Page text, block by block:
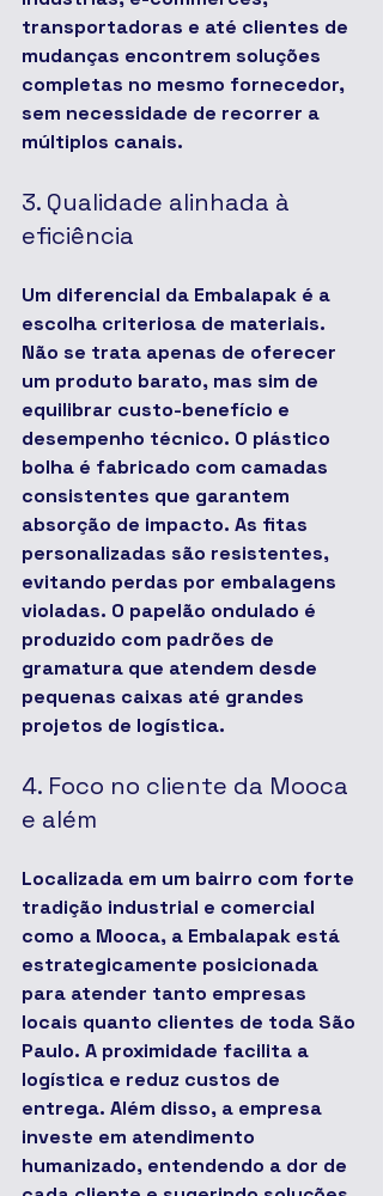
transportadoras e até clientes de
mudanças encontrem soluções
completas no mesmo fornecedor,
sem necessidade de recorrer a
múltiplos canais.
3. Qualidade alinhada à
eficiência
Um diferencial da Embalapak é a
escolha criteriosa de materiais.
Não se trata apenas de oferecer
um produto barato, mas sim de
equilibrar custo-benefício e
desempenho técnico. O plástico
bolha é fabricado com camadas
consistentes que garantem
absorção de impacto. As fitas
personalizadas são resistentes,
evitando perdas por embalagens
violadas. O papelão ondulado é
produzido com padrões de
gramatura que atendem desde
pequenas caixas até grandes
projetos de logística.
4. Foco no cliente da Mooca
e além
Localizada em um bairro com forte
tradição industrial e comercial
como a Mooca, a Embalapak está
estrategicamente posicionada
para atender tanto empresas
locais quanto clientes de toda São
Paulo. A proximidade facilita a
logística e reduz custos de
entrega. Além disso, a empresa
investe em atendimento
humanizado, entendendo a dor de